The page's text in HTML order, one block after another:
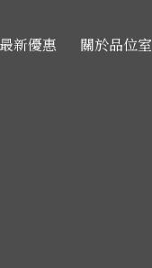
最新優惠 關於品位室